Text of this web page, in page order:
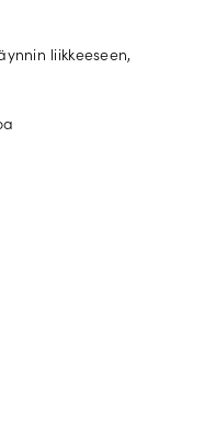
liikkeeseen,